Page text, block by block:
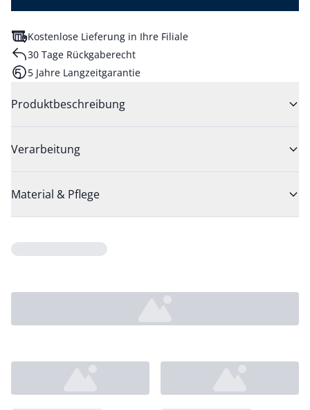
Kostenlose Lieferung in Ihre Filiale
30 Tage Rückgaberecht
5 Jahre Langzeitgarantie
Produktbeschreibung
Verarbeitung
Material & Pflege